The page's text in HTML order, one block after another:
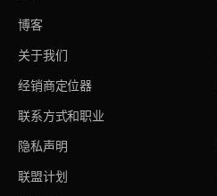
博客
关于我们
经销商定位器
联系方式和职业
隐私声明
联盟计划